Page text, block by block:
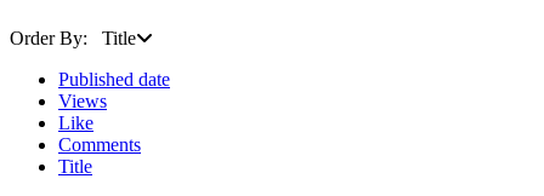
Order By: Title
Published date
Views
Like
Comments
Title